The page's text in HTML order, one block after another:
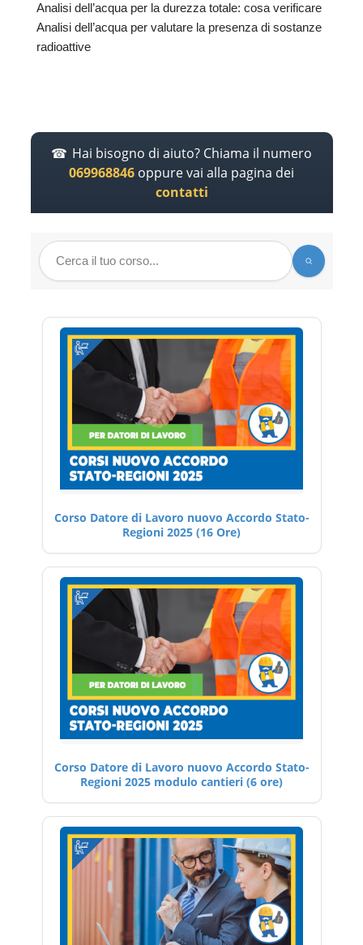
Analisi dell’acqua per la durezza totale: cosa verificare
Analisi dell’acqua per valutare la presenza di sostanze
radioattive
Hai bisogno di aiuto? Chiama il numero
069968846 oppure vai alla pagina dei
contatti
Corso Datore di Lavoro nuovo Accordo Stato-
Regioni 2025 (16 Ore)
Corso Datore di Lavoro nuovo Accordo Stato-
Regioni 2025 modulo cantieri (6 ore)